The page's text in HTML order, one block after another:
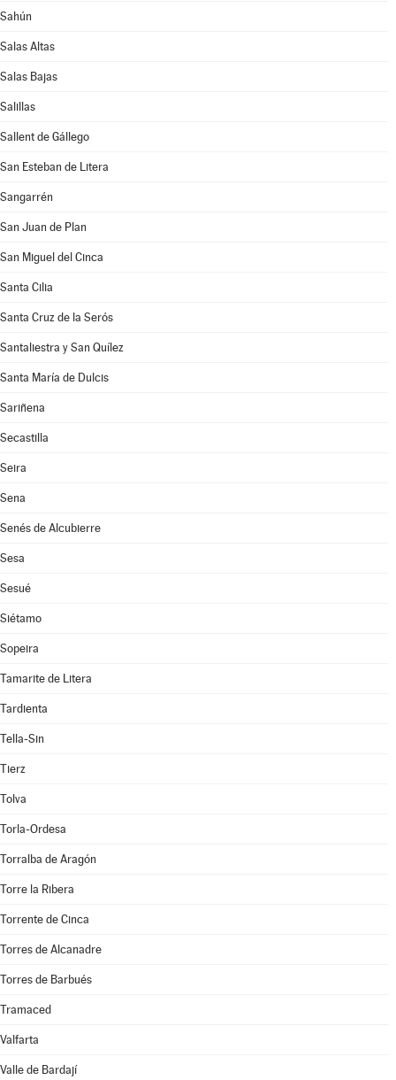
Sahún
Salas Altas
Salas Bajas
Salillas
Sallent de Gállego
San Esteban de Litera
Sangarrén
San Juan de Plan
San Miguel del Cinca
Santa Cilia
Santa Cruz de la Serós
Santaliestra y San Quílez
Santa María de Dulcis
Sariñena
Secastilla
Seira
Sena
Senés de Alcubierre
Sesa
Sesué
Siétamo
Sopeira
Tamarite de Litera
Tardienta
Tella-Sin
Tierz
Tolva
Torla-Ordesa
Torralba de Aragón
Torre la Ribera
Torrente de Cinca
Torres de Alcanadre
Torres de Barbués
Tramaced
Valfarta
Valle de Bardají